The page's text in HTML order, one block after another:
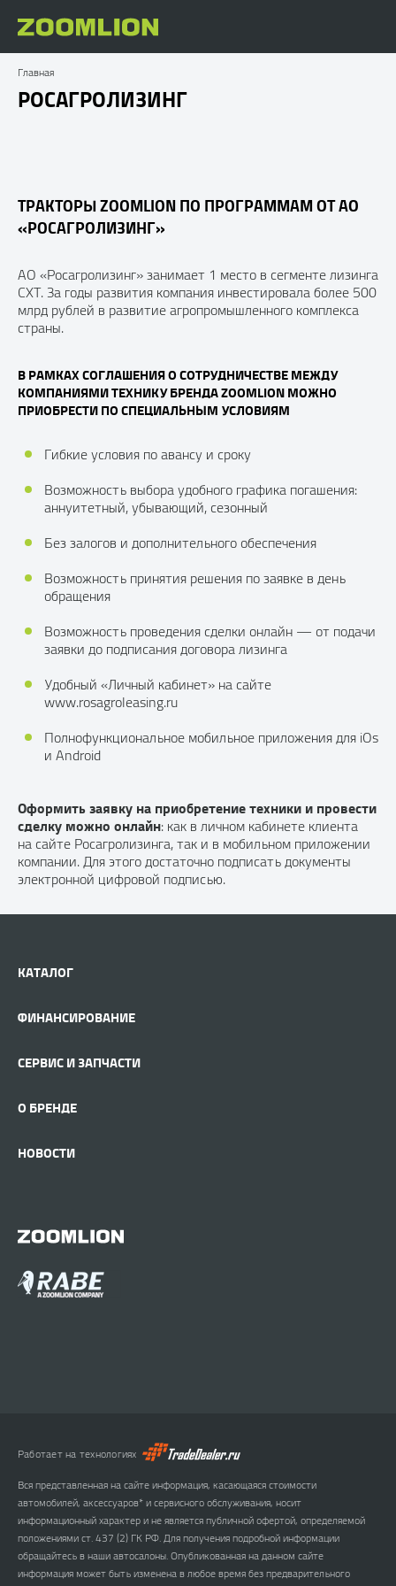
Главная
РОСАГРОЛИЗИНГ
ТРАКТОРЫ ZOOMLION ПО ПРОГРАММАМ ОТ АО
«РОСАГРОЛИЗИНГ»
АО «Росагролизинг» занимает 1 место в сегменте лизинга
СХТ. За годы развития компания инвестировала более 500
млрд рублей в развитие агропромышленного комплекса
страны.
В РАМКАХ СОГЛАШЕНИЯ О СОТРУДНИЧЕСТВЕ МЕЖДУ
КОМПАНИЯМИ ТЕХНИКУ БРЕНДА ZOOMLION МОЖНО
ПРИОБРЕСТИ ПО СПЕЦИАЛЬНЫМ УСЛОВИЯМ
Гибкие условия по авансу и сроку
Возможность выбора удобного графика погашения:
аннуитетный, убывающий, сезонный
Без залогов и дополнительного обеспечения
Возможность принятия решения по заявке в день
обращения
Возможность проведения сделки онлайн — от подачи
заявки до подписания договора лизинга
Удобный «Личный кабинет» на сайте
www.rosagroleasing.ru
Полнофункциональное мобильное приложения для iOs
и Android
Оформить заявку на приобретение техники и провести
сделку можно онлайн: как в личном кабинете клиента
на сайте Росагролизинга, так и в мобильном приложении
компании. Для этого достаточно подписать документы
электронной цифровой подписью.
КАТАЛОГ
ФИНАНСИРОВАНИЕ
СЕРВИС И ЗАПЧАСТИ
О БРЕНДЕ
НОВОСТИ
Работает на технологиях
Вся представленная на сайте информация, касающаяся стоимости
автомобилей, аксессуаров* и сервисного обслуживания, носит
информационный характер и не является публичной офертой, определяемой
положениями ст. 437 (2) ГК РФ. Для получения подробной информации
обращайтесь в наши автосалоны. Опубликованная на данном сайте
информация может быть изменена в любое время без предварительного